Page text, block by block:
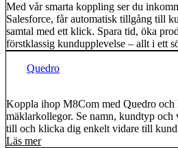
Med vår smarta koppling ser du
Salesforce, får automatisk tillgång till
samtal med ett klick. Spara tid, öka
förstklassig kundupplevelse – allt i ett
Quedro
Koppla ihop M8Com med Quedro och
mäklarkollegor. Se namn, kundtyp
till och klicka dig enkelt vidare till
Läs mer